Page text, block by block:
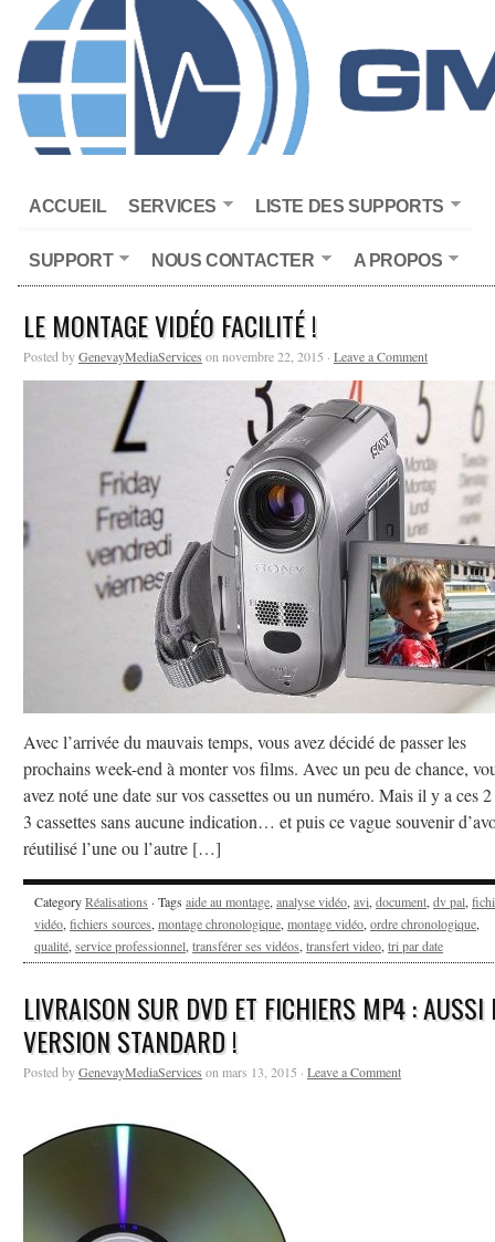
ACCUEIL SERVICES LISTE DES SUPPORTS
SUPPORT NOUS CONTACTER A PROPOS
LE MONTAGE VIDÉO FACILITÉ !
Posted byGenevayMediaServices on novembre 22, 2015 · Leave a Comment
Avec l’arrivée du mauvais temps, vous avez décidé de passer les
prochains week-end à monter vos films. Avec un peu de chance,
avez noté une date sur vos cassettes ou un numéro. Mais il y a ces
3 cassettes sans aucune indication… et puis ce vague souvenir
réutilisé l’une ou l’autre […]
CategoryRéalisations · Tags aide au montage, analyse vidéo, avi, document, dv pal,
vidéo, fichiers sources, montage chronologique, montage vidéo, ordre chronologique,
qualité, service professionnel, transférer ses vidéos, transfert video, tri par date
LIVRAISON SUR DVD ET FICHIERS MP4 : AUSSI
VERSION STANDARD !
Posted byGenevayMediaServices on mars 13, 2015 · Leave a Comment